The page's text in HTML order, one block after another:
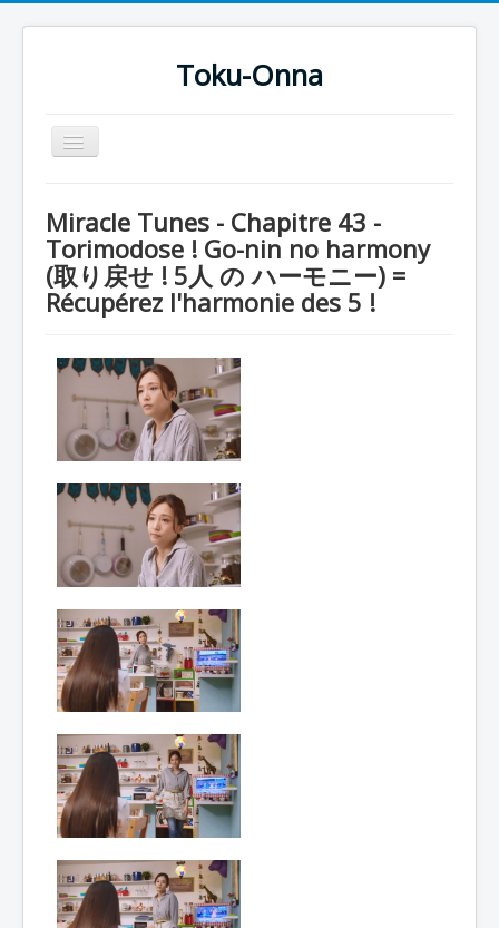
Toku-Onna
Basculer
la
Toku-Actrices
Toku-Critiques
Séries
Dessins
Artiste Asperger
Lexique
Idol senshi Miracle Tunes ! (アイ
ドル 戦士 ミラクル ちゅーんず !) =
Idoles guerrières Miracle Tunes !
Année :2017
Toku-actrice(s) : Yôko Mitsuya
Nombre d'image(s) :325
Miracle Tunes - Chapitre 43 -
Torimodose ! Go-nin no harmony
(取り戻せ ! 5人 の ハーモニー) =
Récupérez l'harmonie des 5 !